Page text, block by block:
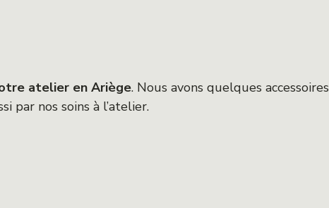
atelier en Ariège. Nous avons quelques accessoires
par nos soins à l’atelier.